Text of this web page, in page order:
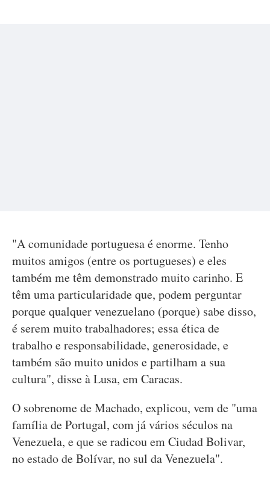
"A comunidade portuguesa é enorme. Tenho
muitos amigos (entre os portugueses) e eles
também me têm demonstrado muito carinho. E
têm uma particularidade que, podem perguntar
porque qualquer venezuelano (porque) sabe disso,
é serem muito trabalhadores; essa ética de
trabalho e responsabilidade, generosidade, e
também são muito unidos e partilham a sua
cultura", disse à Lusa, em Caracas.
O sobrenome de Machado, explicou, vem de "uma
família de Portugal, com já vários séculos na
Venezuela, e que se radicou em Ciudad Bolivar,
no estado de Bolívar, no sul da Venezuela".